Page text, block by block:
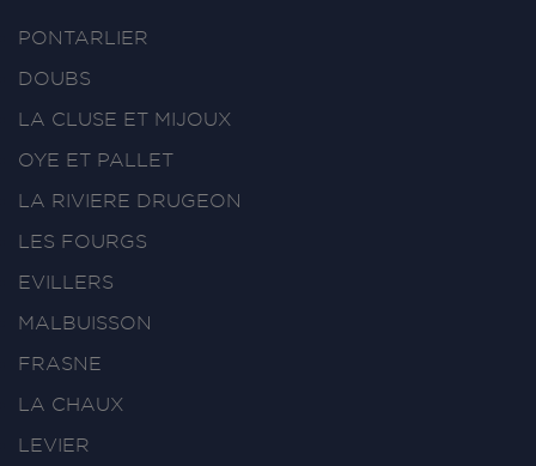
PONTARLIER
DOUBS
LA CLUSE ET MIJOUX
OYE ET PALLET
LA RIVIERE DRUGEON
LES FOURGS
EVILLERS
MALBUISSON
FRASNE
LA CHAUX
LEVIER